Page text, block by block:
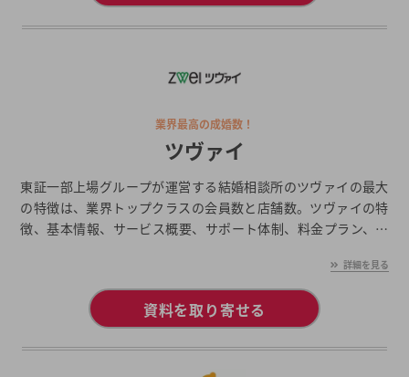
業界最高の成婚数！
ツヴァイ
東証一部上場グループが運営する結婚相談所のツヴァイの最大
の特徴は、業界トップクラスの会員数と店舗数。ツヴァイの特
徴、基本情報、サービス概要、サポート体制、料金プラン、口
詳細を見る
資料を取り寄せる